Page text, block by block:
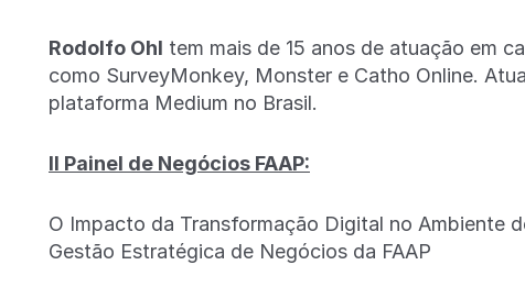
Rodolfo Ohl tem mais de 15 anos de atuação em
como SurveyMonkey, Monster e Catho Online.
plataforma Medium no Brasil.
II Painel de Negócios FAAP:
O Impacto da Transformação Digital no Ambiente
Gestão Estratégica de Negócios da FAAP